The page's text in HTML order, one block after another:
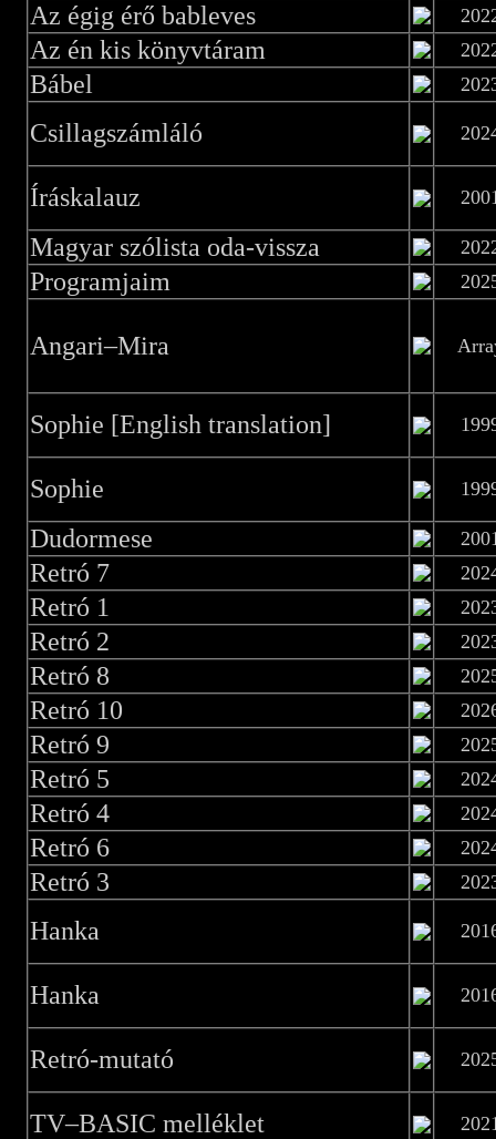
Az égig érő bableves
Az én kis könyvtáram
Bábel
Csillagszámláló
Íráskalauz
Magyar szólista oda-vissza
Programjaim
Angari–Mira
Sophie [English translation]
Sophie
Dudormese
Retró 7
Retró 1
Retró 2
Retró 8
Retró 10
Retró 9
Retró 5
Retró 4
Retró 6
Retró 3
Hanka
Hanka
Retró-mutató
TV–BASIC melléklet